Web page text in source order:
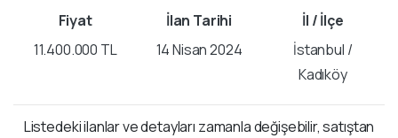
11.400.000 TL 14 Nisan 2024
İstanbul /
Kadıköy
Listedeki ilanlar ve detayları zamanla değişebilir, satıştan